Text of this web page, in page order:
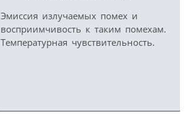
Эмиссия излучаемых помех и
восприимчивость к таким помехам.
Температурная чувствительность.